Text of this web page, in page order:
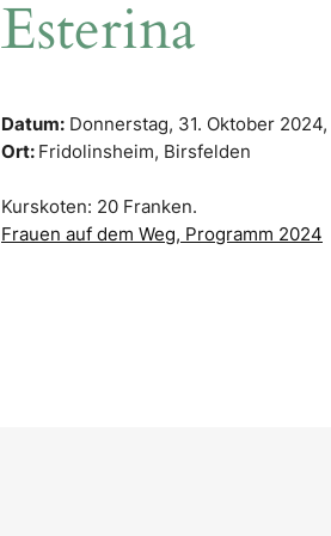
Esterina
Datum: Donnerstag, 31. Oktober 2024,
Ort: Fridolinsheim, Birsfelden
Kurskoten: 20 Franken.
Frauen auf dem Weg, Programm 2024